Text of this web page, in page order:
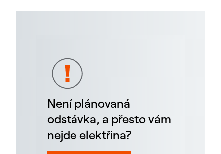
Není plánovaná
odstávka, a přesto vám
nejde elektřina?